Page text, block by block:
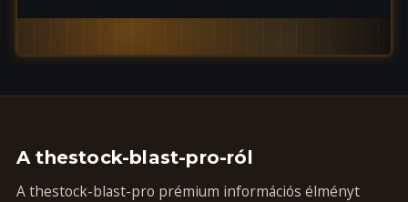
A thestock-blast-pro-ról
A thestock-blast-pro prémium információs élményt